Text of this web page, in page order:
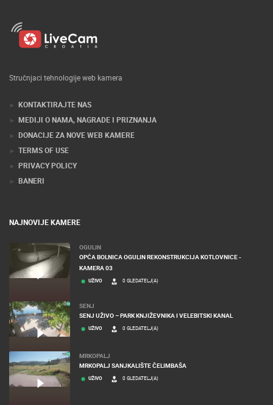
Stručnjaci tehnologije web kamera
KONTAKTIRAJTE NAS
MEDIJI O NAMA, NAGRADE I PRIZNANJA
DONACIJE ZA NOVE WEB KAMERE
TERMS OF USE
PRIVACY POLICY
BANERI
NAJNOVIJE KAMERE
OGULIN
OPĆA BOLNICA OGULIN REKONSTRUKCIJA KOTLOVNICE -
KAMERA 03
UŽIVO 0 GLEDATELJ(A)
SENJ
SENJ UŽIVO – PARK KNJIŽEVNIKA I VELEBITSKI KANAL
UŽIVO 0 GLEDATELJ(A)
MRKOPALJ
MRKOPALJ SANJKALIŠTE ČELIMBAŠA
UŽIVO 0 GLEDATELJ(A)